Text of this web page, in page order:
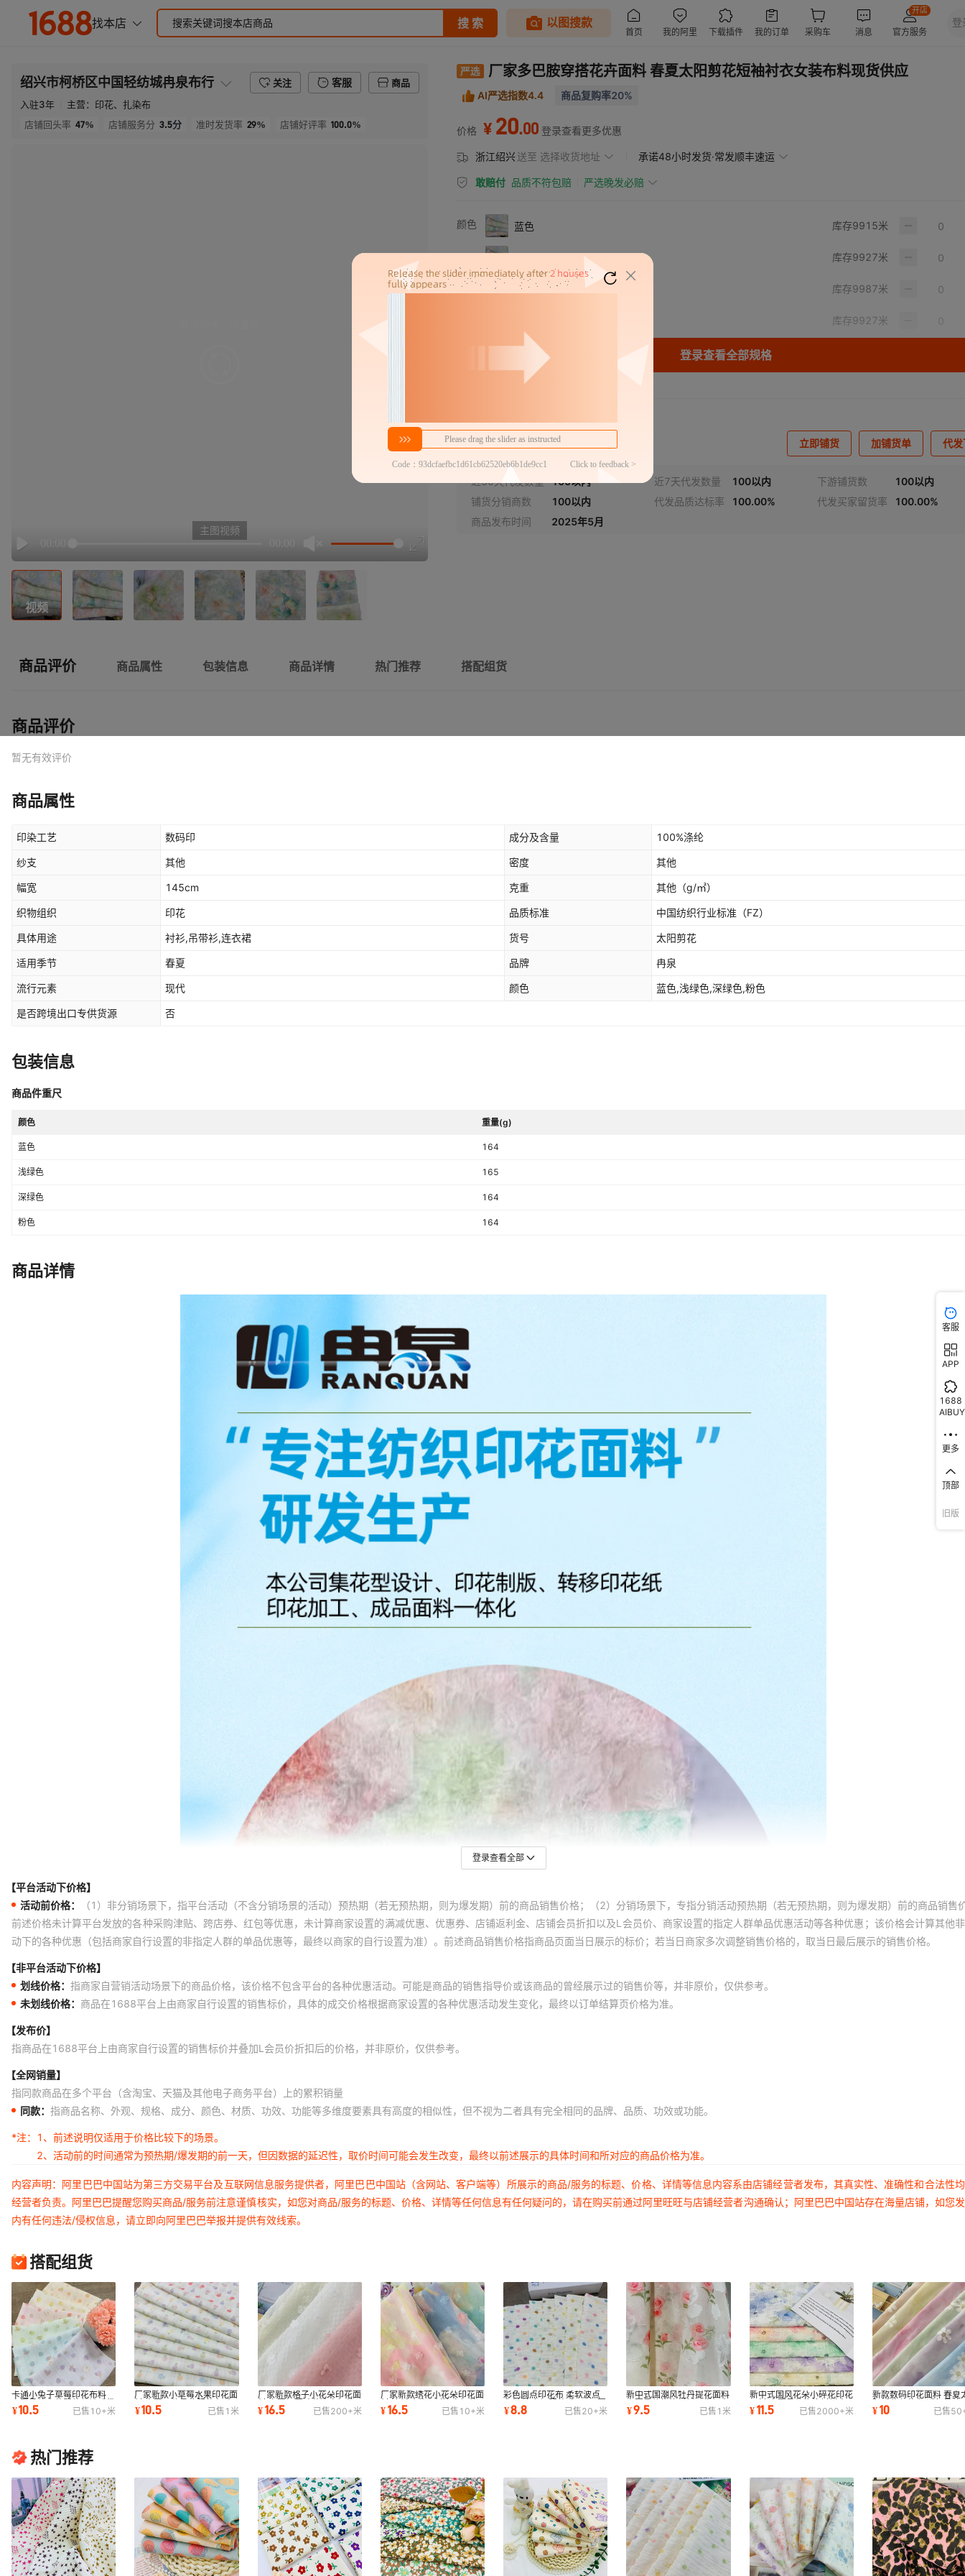
绍兴市柯桥区中国轻纺城冉泉布行 关注 客服
商品
入驻3年 主营： 印花、扎染布
店铺回头率 47% 店铺服务分 3.5分 准时发货率 29% 店铺好评率 100.0%
Play
主图视频
视频
厂家多巴胺穿搭花卉面料 春夏太阳剪花短袖衬衣女装布料现货供应
AI严选指数4.4 商品复购率20%
价格 ¥ 20.00 登录查看更多优惠
浙江绍兴送至 选择收货地址 承诺48小时发货·常发顺丰速运
敢赔付 品质不符包赔 严选晚发必赔
颜色 蓝色 库存9915米
库存9927米
深绿色 库存9987米
库存9927米
登录查看全部规格
分销代发
1件价格￥20 官方仓退货,晚揽必赔 立即铺货 加铺货单 代
近30天代发数量 100以内 近7天代发数量 100以内 下游铺货数
100以内
铺货分销商数
100以内 代发品质达标率 100.00% 代发买家留货率
100.00%
商品发布时间
2025年5月
商品评价 商品属性 包装信息 商品详情 热门推荐 搭配组货
商品评价
暂无有效评价
商品属性
印染工艺 数码印 成分及含量 100%涤纶
纱支 其他 密度 其他
幅宽 145cm 克重 其他 （g/㎡）
织物组织 印花 品质标准 中国纺织行业标准（FZ）
具体用途 衬衫,吊带衫,连衣裙 货号 太阳剪花
适用季节 春夏 品牌 冉泉
流行元素 现代 颜色 蓝色,浅绿色,深绿色,粉色
是否跨境出口专供货源 否
包装信息
商品件重尺
颜色 重量(g)
蓝色 164
浅绿色 165
深绿色 164
粉色 164
商品详情
登录查看全部
【平台活动下价格】
活动前价格：
（1）非分销场景下，指平台活动（不含分销场景的活动）预热期（若无预热期，则为爆发期）前的商品销售价格；（2）分销场景下，专指分销活动预热期（若无预热期，则为爆发期）前的商品销售
前述价格未计算平台发放的各种采购津贴、跨店券、红包等优惠，未计算商家设置的满减优惠、优惠券、店铺返利金、店铺会员折扣以及L会员价、商家设置的指定人群单品优惠活动等各种优惠；该价格会计算其他
动下的各种优惠（包括商家自行设置的非指定人群的单品优惠等，最终以商家的自行设置为准）。前述商品销售价格指商品页面当日展示的标价；若当日商家多次调整销售价格的，取当日最后展示的销售价格。
【非平台活动下价格】
划线价格： 指商家自营销活动场景下的商品价格，该价格不包含平台的各种优惠活动。可能是商品的销售指导价或该商品的曾经展示过的销售价等，并非原价，仅供参考。
未划线价格： 商品在1688平台上由商家自行设置的销售标价，具体的成交价格根据商家设置的各种优惠活动发生变化，最终以订单结算页价格为准。
【发布价】
指商品在1688平台上由商家自行设置的销售标价并叠加L会员价折扣后的价格，并非原价，仅供参考。
【全网销量】
指同款商品在多个平台（含淘宝、天猫及其他电子商务平台）上的累积销量
同款： 指商品名称、外观、规格、成分、颜色、材质、功效、功能等多维度要素具有高度的相似性，但不视为二者具有完全相同的品牌、品质、功效或功能。
*注：
1、前述说明仅适用于价格比较下的场景。
2、活动前的时间通常为预热期/爆发期的前一天，但因数据的延迟性，取价时间可能会发生改变，最终以前述展示的具体时间和所对应的商品价格为准。
内容声明：阿里巴巴中国站为第三方交易平台及互联网信息服务提供者，阿里巴巴中国站（含网站、客户端等）所展示的商品/服务的标题、价格、详情等信息内容系由店铺经营者发布，其真实性、准确性和合法性
经营者负责。阿里巴巴提醒您购买商品/服务前注意谨慎核实，如您对商品/服务的标题、价格、详情等任何信息有任何疑问的，请在购买前通过阿里旺旺与店铺经营者沟通确认；阿里巴巴中国站存在海量店铺，如您
内有任何违法/侵权信息，请立即向阿里巴巴举报并提供有效线索。
搭配组货
卡通小兔子草莓印花布料
春夏柔软童装婴幼儿被睡袋
罩衣床品布料
¥10.5 已售 10+米
厂家新款小草莓水果印花面
料 春夏平纹柔软服装布 童
装印花布料
¥10.5 已售 1 米
厂家新款格子小花朵印花面
料 春夏轻薄碎花连衣裙外
贸数码印布
¥16.5 已售200+米
厂家新款绣花小花朵印花面
料 清新碎花面料连衣裙外
贸数码印花布
¥16.5 已售 10+米
彩色圆点印花布 柔软波点
布料 连衣裙服装手工DIY圆
点印花面料
¥8.8 已售20+米
新中式国潮风牡丹提花面料
春夏柔软旗袍衬衫吊带裙布
料现货
¥9.5 已售 1 米
新中式国风花朵小碎花印花
面料 春夏柔软旗袍衬衫童
装连衣裙布
¥11.5 已售2000+米
新款数码印花面料 春夏
阳绣花印花布 透气柔软
装童装女装布料
¥10 已售
热门推荐
客服
APP
1688
AIBUY
更多
顶部
旧版